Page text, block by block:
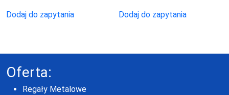
Dodaj do zapytania Dodaj do zapytania
Oferta:
Regały Metalowe